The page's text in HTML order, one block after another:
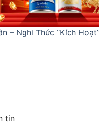
– Nghi Thức “Kích
tin